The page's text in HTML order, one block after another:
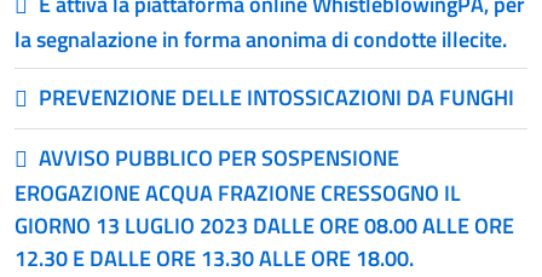
la segnalazione in forma anonima di condotte illecite.
PREVENZIONE DELLE INTOSSICAZIONI DA FUNGHI
AVVISO PUBBLICO PER SOSPENSIONE
EROGAZIONE ACQUA FRAZIONE CRESSOGNO IL
GIORNO 13 LUGLIO 2023 DALLE ORE 08.00 ALLE ORE
12.30 E DALLE ORE 13.30 ALLE ORE 18.00.